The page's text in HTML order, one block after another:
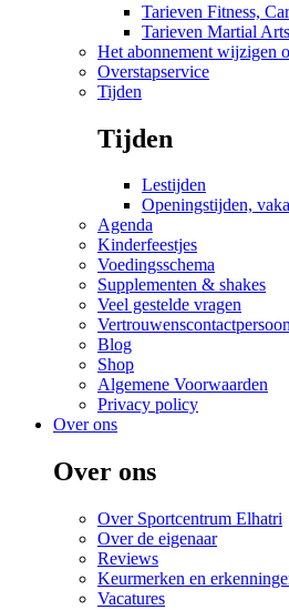
Tarieven Fitness,
Tarieven Martial Arts
Het abonnement wijzigen
Overstapservice
Tijden
Tijden
Lestijden
Openingstijden,
Agenda
Kinderfeestjes
Voedingsschema
Supplementen & shakes
Veel gestelde vragen
Blog
Shop
Algemene Voorwaarden
Privacy policy
Over ons
Over ons
Over Sportcentrum Elhatri
Over de eigenaar
Reviews
Keurmerken en
Vacatures